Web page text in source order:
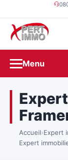
Menu
Accueil›Expert
Expert